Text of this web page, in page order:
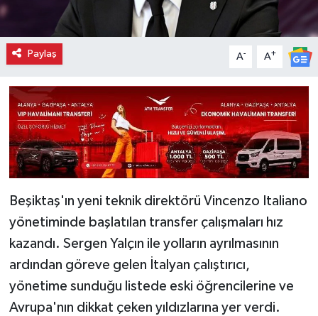
Paylaş A- A+
Beşiktaş'ın yeni teknik direktörü Vincenzo Italiano
yönetiminde başlatılan transfer çalışmaları hız
kazandı. Sergen Yalçın ile yolların ayrılmasının
ardından göreve gelen İtalyan çalıştırıcı,
yönetime sunduğu listede eski öğrencilerine ve
Avrupa'nın dikkat çeken yıldızlarına yer verdi.